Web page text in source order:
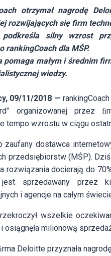
otrzymał nagrodę
rozwijających się firm
podkreśla silny wzrost
rankingCoach dla MŚP.
pomaga małym i średnim
wiedzy.
09/11/2018 —
organizowanej przez
tempo wzrostu w ciągu
zaufany dostawca
przedsiębiorstw (MŚP).
rozwiązania docierają do
sprzedawany przez
i agencje na całym
wszelkie
osiągnęła milionową
Deloitte przyznała